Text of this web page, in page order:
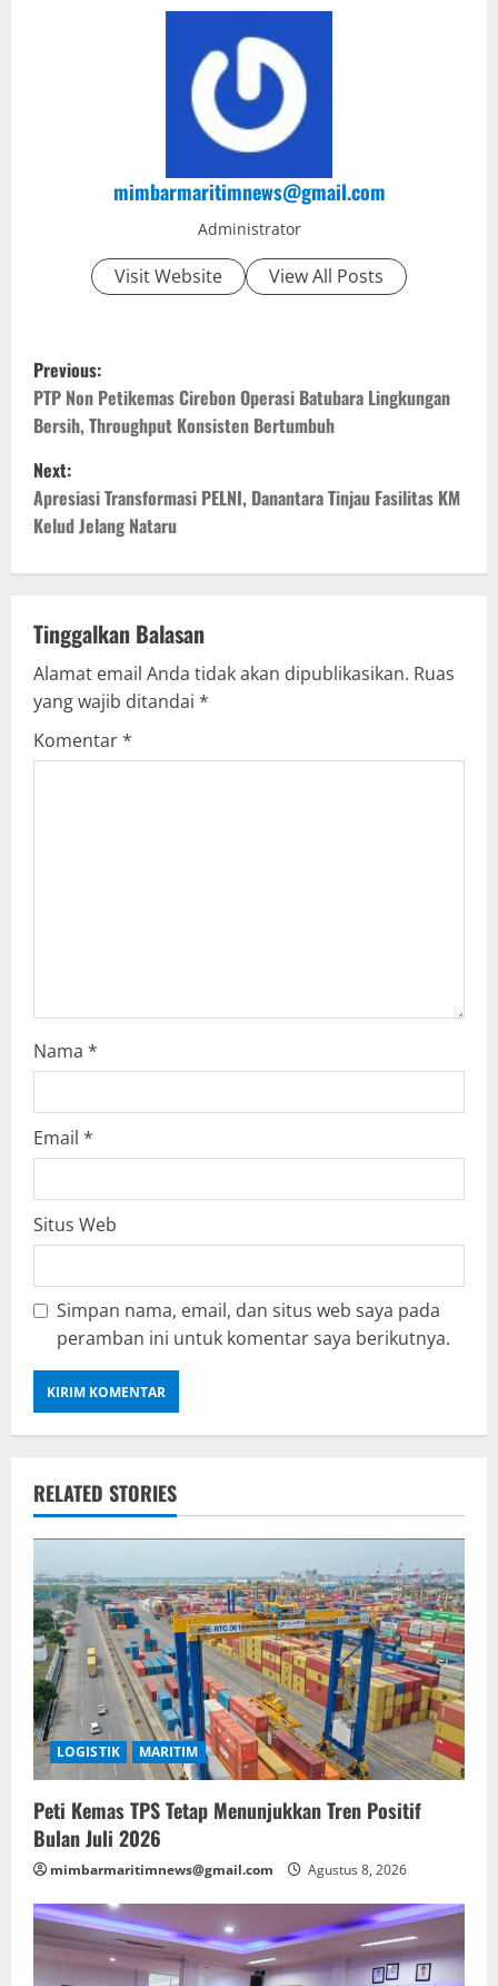
mimbarmaritimnews@gmail.com
Administrator
Visit Website View All Posts
P
o
s
t
n
v
i
g
Previous:
PTP Non Petikemas Cirebon Operasi Batubara Lingkungan
Bersih, Throughput Konsisten Bertumbuh
Next:
Apresiasi Transformasi PELNI, Danantara Tinjau Fasilitas KM
Kelud Jelang Nataru
Tinggalkan Balasan
Alamat email Anda tidak akan dipublikasikan. Ruas
yang wajib ditandai *
Komentar*
Nama *
Email *
Situs Web
Simpan nama, email, dan situs web saya pada
peramban ini untuk komentar saya berikutnya.
RELATED STORIES
LOGISTIK MARITIM
Peti Kemas TPS Tetap Menunjukkan Tren Positif
Bulan Juli 2026
mimbarmaritimnews@gmail.com Agustus 8, 2026